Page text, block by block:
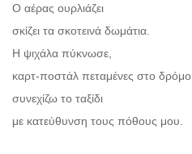
Ο αέρας ουρλιάζει
σκίζει τα σκοτεινά δωμάτια.
Η ψιχάλα πύκνωσε,
καρτ-ποστάλ πεταμένες στο δρόμο,
συνεχίζω το ταξίδι
με κατεύθυνση τους πόθους μου.